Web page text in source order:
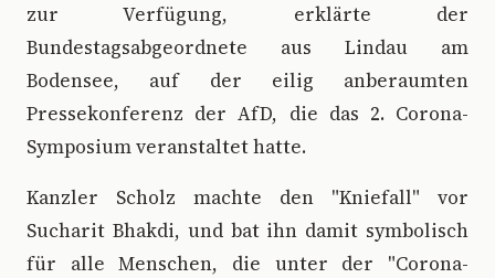
zur Verfügung, erklärte der
Bundestagsabgeordnete aus Lindau am
Bodensee, auf der eilig anberaumten
Pressekonferenz der AfD, die das 2. Corona-
Symposium veranstaltet hatte.
Kanzler Scholz machte den "Kniefall" vor
Sucharit Bhakdi, und bat ihn damit symbolisch
für alle Menschen, die unter der "Corona-